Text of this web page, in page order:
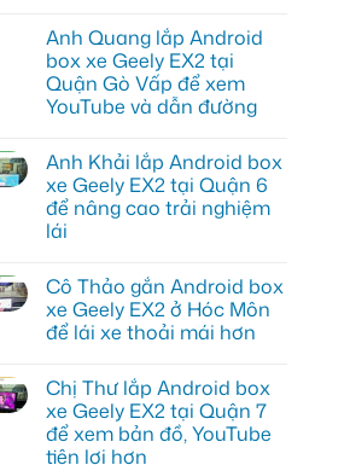
bình
luận
ở
Anh
Kiên
lắp
cho
Geely
EX2
tại
Quận
10
Youtube
Anh Quang lắp Android
box xe Geely EX2 tại
Quận Gò Vấp để xem
YouTube và dẫn đường
bình
luận
ở
Anh
Quang
lắp
xe
Geely
EX2
tại
Vấp
để
xem
YouTube
và
dẫn
Anh Khải lắp Android box
xe Geely EX2 tại Quận 6
để nâng cao trải nghiệm
lái
bình
luận
ở
Anh
Android
box
xe
Geely
EX2
tại
Cô Thảo gắn Android box
xe Geely EX2 ở Hóc Môn
để lái xe thoải mái hơn
bình
luận
ở
Cô
Thảo
Chị Thư lắp Android box
xe Geely EX2 tại Quận 7
để xem bản đồ, YouTube
tiện lợi hơn